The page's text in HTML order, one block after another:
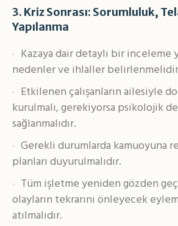
3. Kriz Sonrası: Sorumluluk,
Yapılanma
Kazaya dair detaylı bir inceleme
nedenler ve ihlaller
Etkilenen çalışanların ailesiyle
kurulmalı, gerekiyorsa psikolojik
sağlanmalıdır.
Gerekli durumlarda kamuoyuna
planları duyurulmalıdır.
Tüm işletme yeniden gözden
olayların tekrarını önleyecek eylem
atılmalıdır.